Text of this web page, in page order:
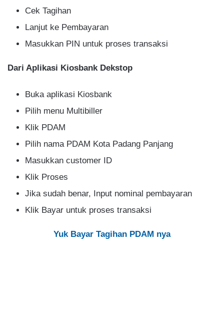
Cek Tagihan
Lanjut ke Pembayaran
Masukkan PIN untuk proses transaksi
Dari Aplikasi Kiosbank Dekstop
Buka aplikasi Kiosbank
Pilih menu Multibiller
Klik PDAM
Pilih nama PDAM Kota Padang Panjang
Masukkan customer ID
Klik Proses
Jika sudah benar, Input nominal pembayaran
Klik Bayar untuk proses transaksi
Yuk Bayar Tagihan PDAM nya